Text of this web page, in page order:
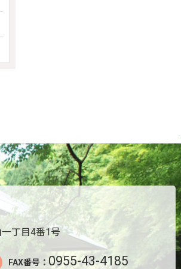
丁目4番1号
FAX番号： 0955-43-4185